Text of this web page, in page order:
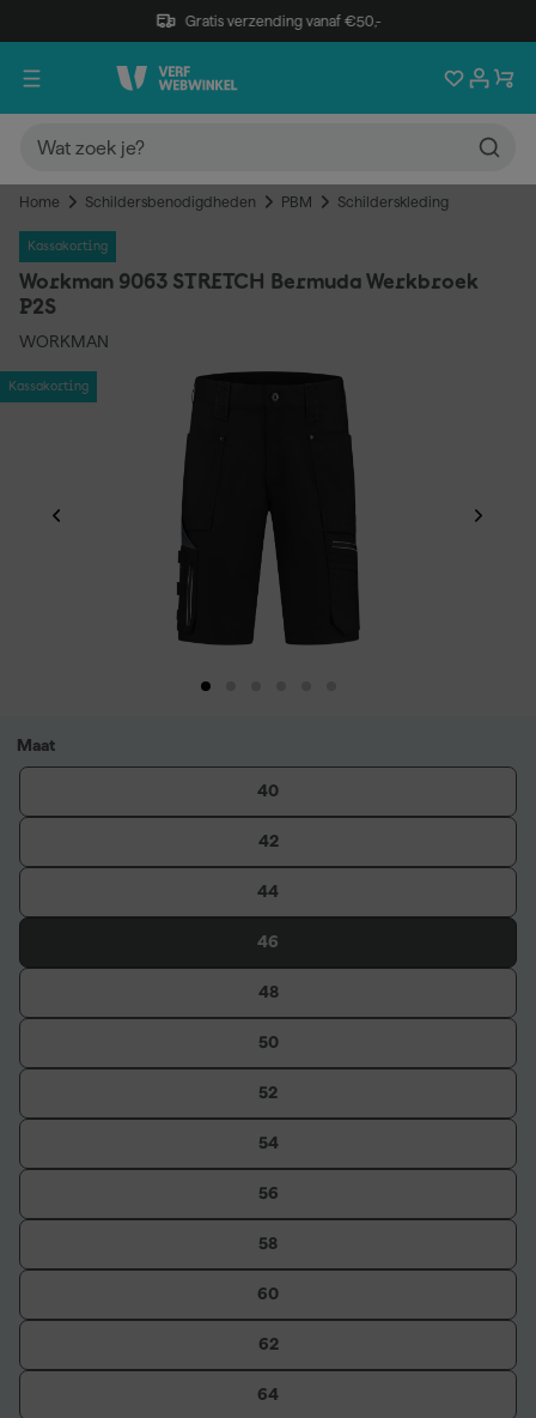
Gratis verzending vanaf €50,-
Home Schildersbenodigdheden PBM Schilderskleding
Kassakorting
Workman 9063 STRETCH Bermuda Werkbroek
P2S
WORKMAN
Kassakorting
Maat
40
42
44
46
48
50
52
54
56
58
60
62
64